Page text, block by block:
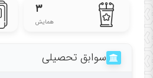
۳
همایش
سوابق تحصیلی